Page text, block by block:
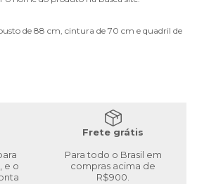
de 88 cm, cintura de 70 cm e quadril de
e o
Frete grátis
Para todo o Brasil em
compras acima de
R$900.